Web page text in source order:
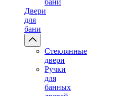
бани
Двери
для
бани
Стеклянные
двери
Ручки
для
банных